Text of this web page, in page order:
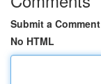
Submit a Comment
No HTML